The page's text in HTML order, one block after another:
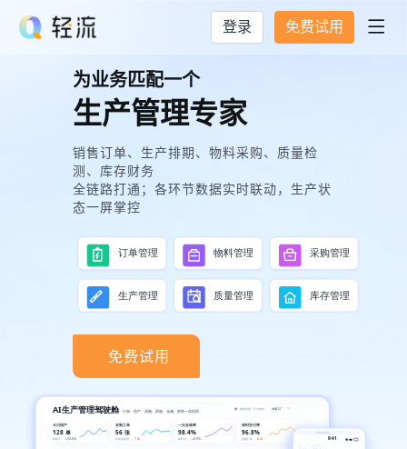
登录 免费试用 
为业务匹配一个
生产管理专家
销售订单、生产排期、物料采购、质量检
测、库存财务
全链路打通；各环节数据实时联动，生产状
态一屏掌控
免费试用